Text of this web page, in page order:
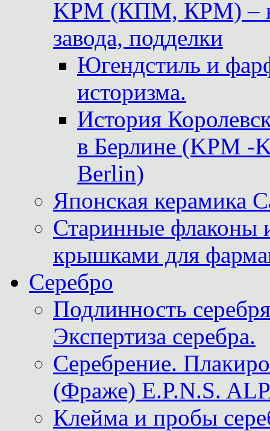
KPM (КПМ, КРМ) –
завода, подделки
Югендстиль и
историзма.
История
в Берлине (KPM -
Berlin)
Японская керамика
Старинные флаконы
крышками для
Серебро
Подлинность
Экспертиза серебра.
Серебрение.
(Фраже) E.P.N.S.
Клейма и пробы